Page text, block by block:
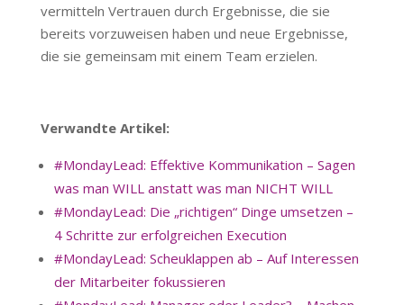
vermitteln Vertrauen durch Ergebnisse, die sie
bereits vorzuweisen haben und neue Ergebnisse,
die sie gemeinsam mit einem Team erzielen.
Verwandte Artikel:
#MondayLead: Effektive Kommunikation – Sagen
was man WILL anstatt was man NICHT WILL
#MondayLead: Die „richtigen“ Dinge umsetzen –
4 Schritte zur erfolgreichen Execution
#MondayLead: Scheuklappen ab – Auf Interessen
der Mitarbeiter fokussieren